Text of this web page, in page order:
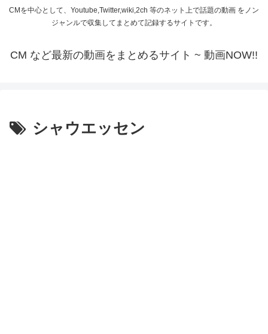
CMを中心として、Youtube,Twitter,wiki,2ch 等のネット上で話題の動画 をノン
ジャンルで収集してまとめて記録するサイトです。
CM など最新の動画をまとめるサイト ~ 動画NOW!!
シャウエッセン